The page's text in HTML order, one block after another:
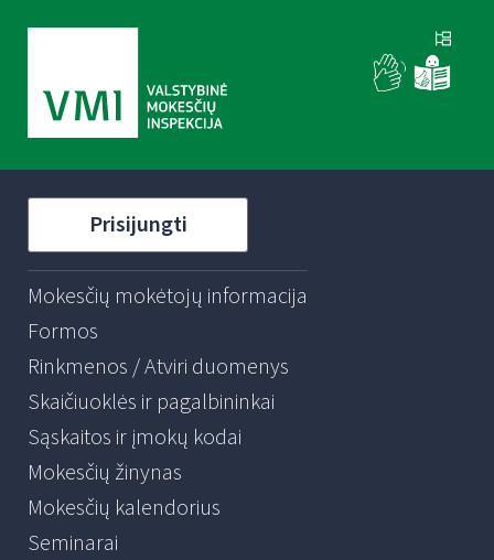
Prisijungti
Mokesčių mokėtojų informacija
Formos
Rinkmenos / Atviri duomenys
Skaičiuoklės ir pagalbininkai
Sąskaitos ir įmokų kodai
Mokesčių žinynas
Mokesčių kalendorius
Seminarai